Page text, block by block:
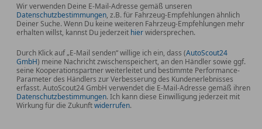
*Mittelarmlehne (vorne/hinten)
*Notbremsassistent (SBS) mit Fußgänger- und
Radfahrererkennung und Kreuzungsfunktion
*Spurhaltewarnung (LDWS) / Spurhalteassistent (LKA)
*Spurwechselassistent Plus (BSM) mit
Wir verwenden Deine E-Mail-Adresse gemäß unseren
Datenschutzbestimmungen, z.B. für Fahrzeug-Empfehlungen ähnlich
Deiner Suche. Wenn Du keine weiteren Fahrzeug-Empfehlungen mehr
erhalten willst, kannst Du jederzeit hierwidersprechen.
Durch Klick auf „E-Mail senden“ willige ich ein, dass (AutoScout24
GmbH) meine Nachricht zwischenspeichert, an den Händler sowie ggf.
seine Kooperationspartner weiterleitet und bestimmte Performance-
Parameter des Händlers zur Verbesserung des Kundenerlebnisses
erfasst. AutoScout24 GmbH verwendet die E-Mail-Adresse gemäß ihren
Datenschutzbestimmungen. Ich kann diese Einwilligung jederzeit mit
Wirkung für die Zukunftwiderrufen.